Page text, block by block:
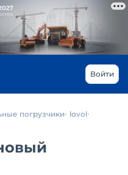
Войти
погрузчики lovol